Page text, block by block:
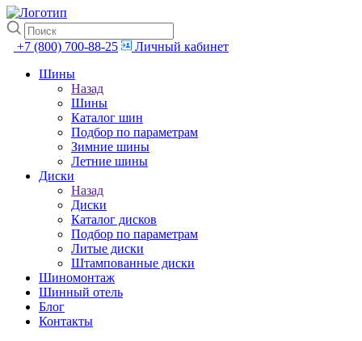
+7 (800) 700-88-25
Личный кабинет
Шины
Назад
Шины
Каталог шин
Подбор по параметрам
Зимние шины
Летние шины
Диски
Назад
Диски
Каталог дисков
Подбор по параметрам
Литые диски
Штампованные диски
Шиномонтаж
Шинный отель
Блог
Контакты